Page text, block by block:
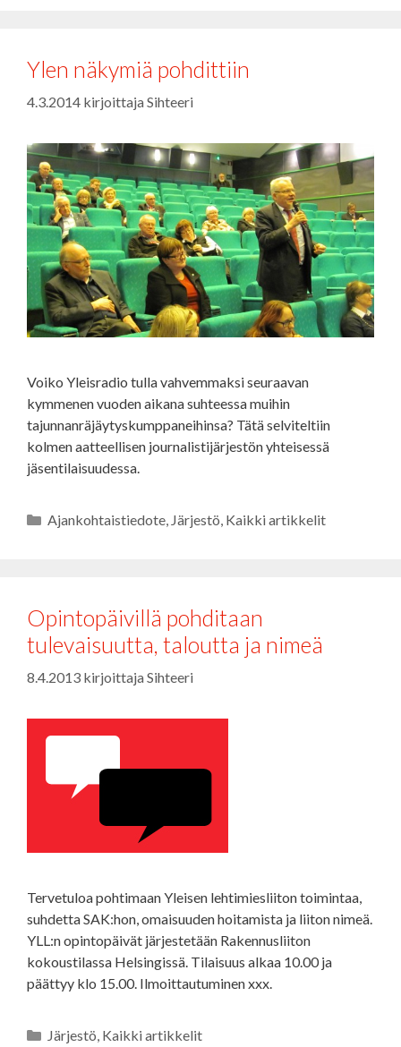
Ylen näkymiä pohdittiin
4.3.2014 kirjoittajaSihteeri
Voiko Yleisradio tulla vahvemmaksi seuraavan
kymmenen vuoden aikana suhteessa muihin
tajunnanräjäytyskumppaneihinsa? Tätä selviteltiin
kolmen aatteellisen journalistijärjestön yhteisessä
jäsentilaisuudessa.
Kategoriat
Ajankohtaistiedote, Järjestö, Kaikki artikkelit
Opintopäivillä pohditaan
tulevaisuutta, taloutta ja nimeä
8.4.2013 kirjoittajaSihteeri
Tervetuloa pohtimaan Yleisen lehtimiesliiton toimintaa,
suhdetta SAK:hon, omaisuuden hoitamista ja liiton nimeä.
YLL:n opintopäivät järjestetään Rakennusliiton
kokoustilassa Helsingissä. Tilaisuus alkaa 10.00 ja
päättyy klo 15.00. Ilmoittautuminen xxx.
Kategoriat
Järjestö, Kaikki artikkelit